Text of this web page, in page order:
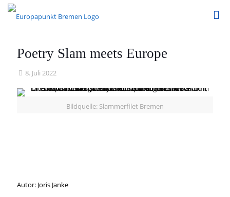
Poetry Slam meets Europe
8. Juli 2022
Bildquelle: Slammerfilet Bremen
Autor: Joris Janke